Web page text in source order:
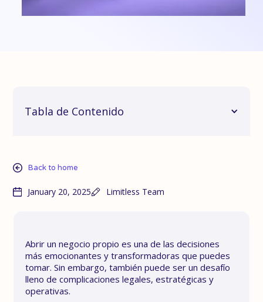
Back to home
January 20, 2025 Limitless Team
Abrir un negocio propio es una de las decisiones
más emocionantes y transformadoras que puedes
tomar. Sin embargo, también puede ser un desafío
lleno de complicaciones legales, estratégicas y
operativas.
Tabla de Contenido